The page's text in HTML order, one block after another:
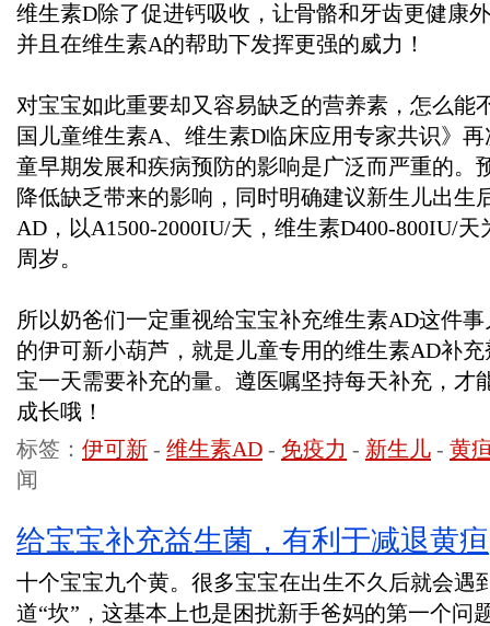
维生素D除了促进钙吸收，让骨骼和牙齿更健康
并且在维生素A的帮助下发挥更强的威力！
对宝宝如此重要却又容易缺乏的营养素，怎么能
国儿童维生素A、维生素D临床应用专家共识》
童早期发展和疾病预防的影响是广泛而严重的。
降低缺乏带来的影响，同时明确建议新生儿出生
AD，以A1500-2000IU/天，维生素D400-800IU/
周岁。
所以奶爸们一定重视给宝宝补充维生素AD这件
的伊可新小葫芦，就是儿童专用的维生素AD补
宝一天需要补充的量。遵医嘱坚持每天补充，才
成长哦！
标签： 伊可新 - 维生素AD - 免疫力 - 新生儿 - 黄
闻
给宝宝补充益生菌，有利于减退黄疸
十个宝宝九个黄。很多宝宝在出生不久后就会遇
道“坎”，这基本上也是困扰新手爸妈的第一个问